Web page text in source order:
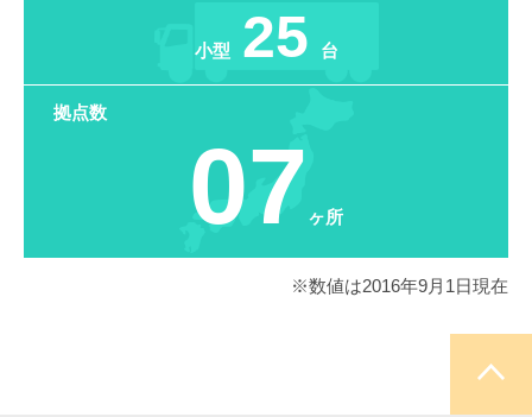
小型 25 台
拠点数
07 ヶ所
※数値は2016年9月1日現在